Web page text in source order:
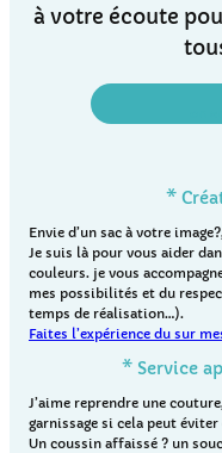
à votre écoute
*
Envie d’un sac à votre
Je suis là pour vous aider
couleurs. je vous
mes possibilités et du
temps de réalisation…).
Faites l’expérience du sur
* Service
J’aime reprendre une
garnissage si cela peut
Un coussin affaissé ? un